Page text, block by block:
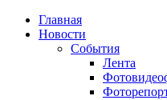
Главная
Новости
События
Лента